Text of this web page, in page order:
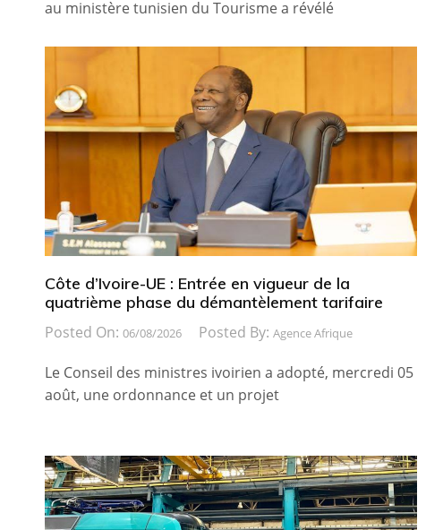
au ministère tunisien du Tourisme a révélé
Côte d’Ivoire-UE : Entrée en vigueur de la
quatrième phase du démantèlement tarifaire
Posted On: 06/08/2026 Posted By: Agence Afrique
Le Conseil des ministres ivoirien a adopté, mercredi 05
août, une ordonnance et un projet